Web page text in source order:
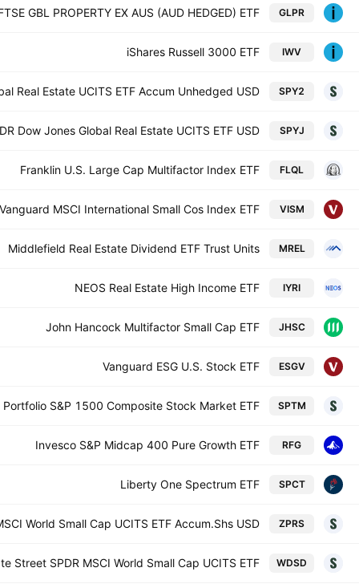
GLPR
GBL PROPERTY EX AUS (AUD HEDGED) ETF
IWV
iShares Russell 3000 ETF
SPY2
Real Estate UCITS ETF Accum Unhedged USD
SPYJ
Dow Jones Global Real Estate UCITS ETF USD
FLQL
Franklin U.S. Large Cap Multifactor Index ETF
VISM
Vanguard MSCI International Small Cos Index ETF
MREL
Middlefield Real Estate Dividend ETF Trust Units
IYRI
NEOS Real Estate High Income ETF
JHSC
John Hancock Multifactor Small Cap ETF
ESGV
Vanguard ESG U.S. Stock ETF
SPTM
Portfolio S&P 1500 Composite Stock Market ETF
RFG
Invesco S&P Midcap 400 Pure Growth ETF
SPCT
Liberty One Spectrum ETF
ZPRS
World Small Cap UCITS ETF Accum.Shs USD
WDSD
Street SPDR MSCI World Small Cap UCITS ETF